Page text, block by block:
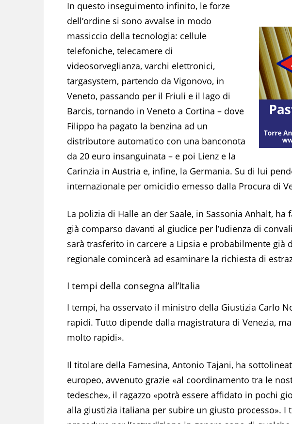
In questo inseguimento infinito, le forze
dell’ordine si sono avvalse in modo
massiccio della tecnologia: cellule
telefoniche, telecamere di
videosorveglianza, varchi elettronici,
targasystem, partendo da Vigonovo, in
Veneto, passando per il Friuli e il lago di
Barcis, tornando in Veneto a Cortina – dove
Filippo ha pagato la benzina ad un
distributore automatico con una banconota
da 20 euro insanguinata – e poi Lienz e la
Carinzia in Austria e, infine, la Germania. Su di lui
internazionale per omicidio emesso dalla Procura di
La polizia di Halle an der Saale, in Sassonia Anhalt, ha
già comparso davanti al giudice per l’udienza di
sarà trasferito in carcere a Lipsia e probabilmente già
regionale comincerà ad esaminare la richiesta di
I tempi della consegna all’Italia
I tempi, ha osservato il ministro della Giustizia Carlo
rapidi. Tutto dipende dalla magistratura di Venezia,
molto rapidi».
Il titolare della Farnesina, Antonio Tajani, ha
europeo, avvenuto grazie «al coordinamento tra le
tedesche», il ragazzo «potrà essere affidato in pochi
alla giustizia italiana per subire un giusto processo».